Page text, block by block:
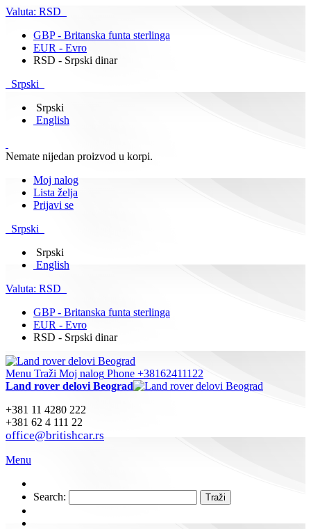
Valuta: RSD
GBP - Britanska funta sterlinga
EUR - Evro
RSD - Srpski dinar
Srpski
Srpski
English
Nemate nijedan proizvod u korpi.
Moj nalog
Lista želja
Prijavi se
Srpski
Srpski
English
Valuta: RSD
GBP - Britanska funta sterlinga
EUR - Evro
RSD - Srpski dinar
Menu Traži Moj nalog Phone +38162411122
Land rover delovi Beograd
+381 11 4280 222
+381 62 4 111 22
office@britishcar.rs
Menu
Search: Traži